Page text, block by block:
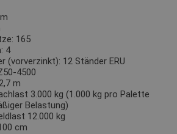
165
4
(vorverzinkt): 12 Ständer ERU
4500
m
3.000 kg (1.000 kg pro Palette
Belastung)
12.000 kg
cm